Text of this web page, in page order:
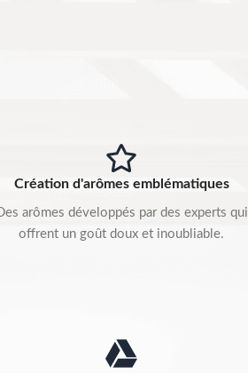
Création d'arômes emblématiques
Des arômes développés par des experts qui
offrent un goût doux et inoubliable.